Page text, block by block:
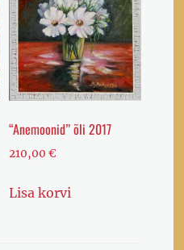
“Anemoonid” õli 2017
210,00 €
Lisa korvi